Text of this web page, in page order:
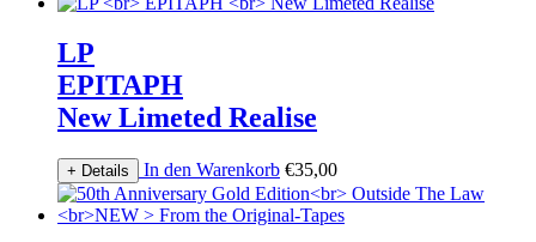
LP
EPITAPH
New Limeted Realise
+ Details In den Warenkorb €35,00